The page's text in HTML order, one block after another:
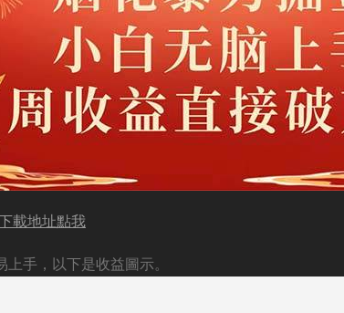
載地址點我
上手，以下是收益圖示。